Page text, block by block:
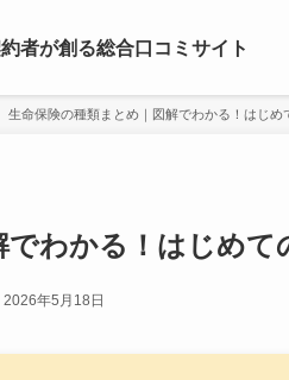
者が創る総合口コミサイト
生命保険の種類まとめ｜図解でわかる！はじめ
わかる！はじめて
2026年5月18日